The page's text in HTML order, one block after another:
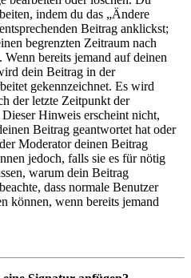
indem du das „Ändere
Beitrag anklickst;
begrenzten Zeitraum nach
bereits jemand auf deinen
dein Beitrag in der
gekennzeichnet. Es wird
der letzte Zeitpunkt der
Hinweis erscheint nicht,
Beitrag geantwortet hat oder
Moderator deinen Beitrag
jedoch, falls sie es für nötig
warum dein Beitrag
dass normale Benutzer
können, wenn bereits jemand